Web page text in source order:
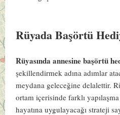
Rüyada Başörtü
Rüyasında annesine başörtü
şekillendirmek adına adımlar
meydana geleceğine delalettir.
ortam içerisinde farklı
hayatına uygulayacağı strateji